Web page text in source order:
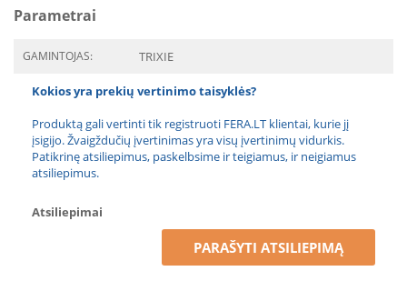
Parametrai
GAMINTOJAS: TRIXIE
Kokios yra prekių vertinimo taisyklės?
Produktą gali vertinti tik registruoti FERA.LT klientai, kurie jį
įsigijo. Žvaigždučių įvertinimas yra visų įvertinimų vidurkis.
Patikrinę atsiliepimus, paskelbsime ir teigiamus, ir neigiamus
atsiliepimus.
Atsiliepimai
PARAŠYTI ATSILIEPIMĄ